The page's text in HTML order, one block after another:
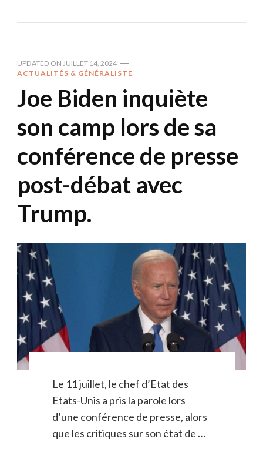
UPDATED ON JUILLET 14, 2024
ACTUALITÉS & GÉNÉRALISTE
Joe Biden inquiète
son camp lors de sa
conférence de presse
post-débat avec
Trump.
Le 11 juillet, le chef d’Etat des
Etats-Unis a pris la parole lors
d’une conférence de presse, alors
que les critiques sur son état de …